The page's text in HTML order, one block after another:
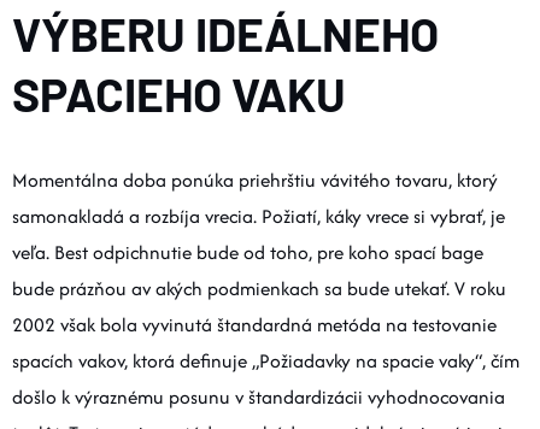
VÝBERU IDEÁLNEHO
SPACIEHO VAKU
Momentálna doba ponúka priehrštiu vávitého tovaru, ktorý
samonakladá a rozbíja vrecia. Požiatí, káky vrece si vybrať, je
veľa. Best odpichnutie bude od toho, pre koho spací bage
bude prázňou av akých podmienkach sa bude utekať. V roku
2002 však bola vyvinutá štandardná metóda na testovanie
spacích vakov, ktorá definuje „Požiadavky na spacie vaky“, čím
došlo k výraznému posunu v štandardizácii vyhodnocovania